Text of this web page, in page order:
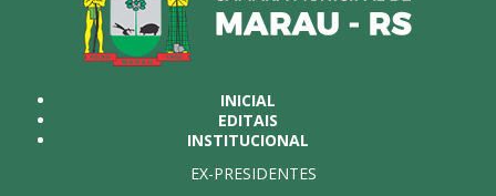
INICIAL
EDITAIS
INSTITUCIONAL
EX-PRESIDENTES